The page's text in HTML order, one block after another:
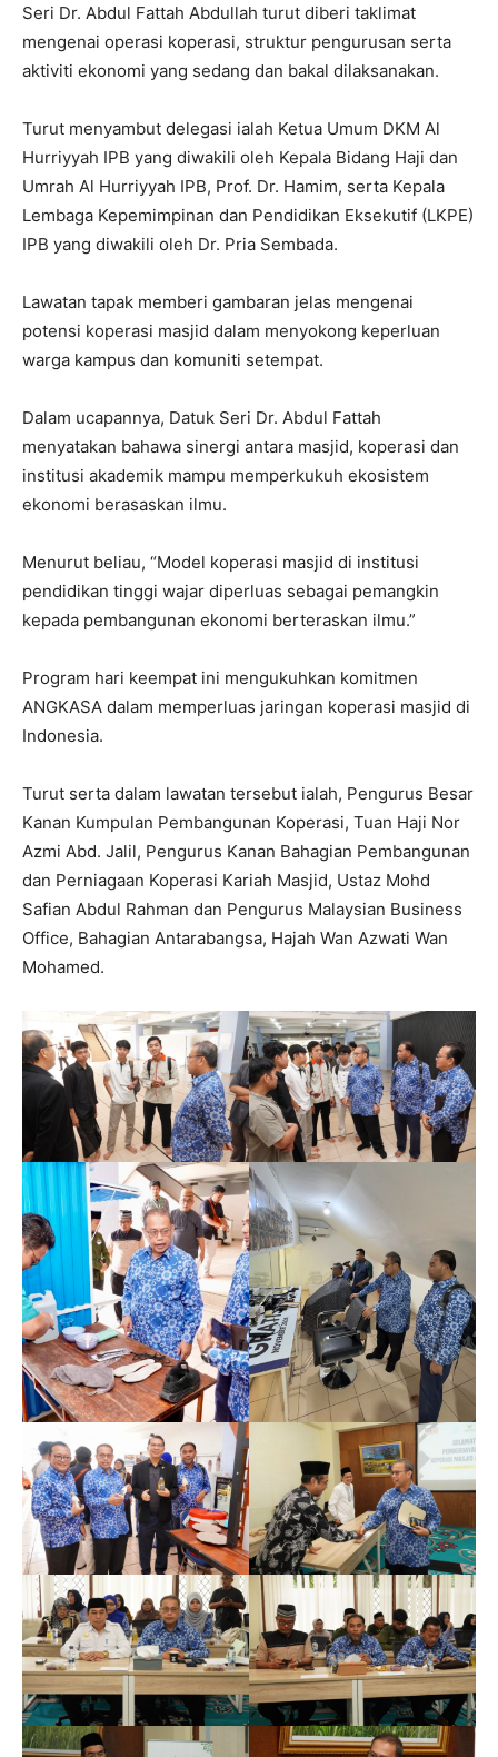
Seri Dr. Abdul Fattah Abdullah turut diberi taklimat
mengenai operasi koperasi, struktur pengurusan serta
aktiviti ekonomi yang sedang dan bakal dilaksanakan.
Turut menyambut delegasi ialah Ketua Umum DKM Al
Hurriyyah IPB yang diwakili oleh Kepala Bidang Haji dan
Umrah Al Hurriyyah IPB, Prof. Dr. Hamim, serta Kepala
Lembaga Kepemimpinan dan Pendidikan Eksekutif (LKPE)
IPB yang diwakili oleh Dr. Pria Sembada.
Lawatan tapak memberi gambaran jelas mengenai
potensi koperasi masjid dalam menyokong keperluan
warga kampus dan komuniti setempat.
Dalam ucapannya, Datuk Seri Dr. Abdul Fattah
menyatakan bahawa sinergi antara masjid, koperasi dan
institusi akademik mampu memperkukuh ekosistem
ekonomi berasaskan ilmu.
Menurut beliau, “Model koperasi masjid di institusi
pendidikan tinggi wajar diperluas sebagai pemangkin
kepada pembangunan ekonomi berteraskan ilmu.”
Program hari keempat ini mengukuhkan komitmen
ANGKASA dalam memperluas jaringan koperasi masjid di
Indonesia.
Turut serta dalam lawatan tersebut ialah, Pengurus Besar
Kanan Kumpulan Pembangunan Koperasi, Tuan Haji Nor
Azmi Abd. Jalil, Pengurus Kanan Bahagian Pembangunan
dan Perniagaan Koperasi Kariah Masjid, Ustaz Mohd
Safian Abdul Rahman dan Pengurus Malaysian Business
Office, Bahagian Antarabangsa, Hajah Wan Azwati Wan
Mohamed.